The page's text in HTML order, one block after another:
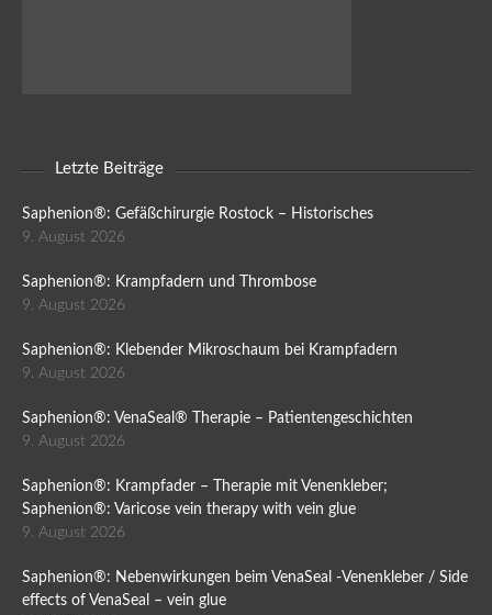
Letzte Beiträge
Saphenion®: Gefäßchirurgie Rostock – Historisches
9. August 2026
Saphenion®: Krampfadern und Thrombose
9. August 2026
Saphenion®: Klebender Mikroschaum bei Krampfadern
9. August 2026
Saphenion®: VenaSeal® Therapie – Patientengeschichten
9. August 2026
Saphenion®: Krampfader – Therapie mit Venenkleber;
Saphenion®: Varicose vein therapy with vein glue
9. August 2026
Saphenion®: Nebenwirkungen beim VenaSeal -Venenkleber / Side
effects of VenaSeal – vein glue